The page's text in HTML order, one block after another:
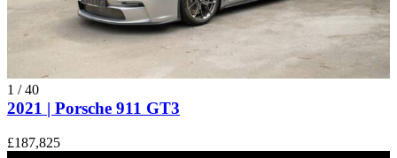
1 /40
2021 | Porsche 911 GT3
£187,825